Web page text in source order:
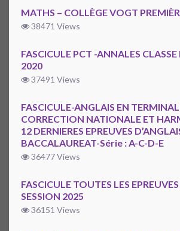
MATHS – COLLÈGE VOGT
38471 Views
FASCICULE PCT -ANNALES
2020
37491 Views
FASCICULE-ANGLAIS EN
CORRECTION NATIONALE ET
12 DERNIERES EPREUVES
BACCALAUREAT-Série : A-C-D-E
36477 Views
FASCICULE TOUTES LES
SESSION 2025
36151 Views